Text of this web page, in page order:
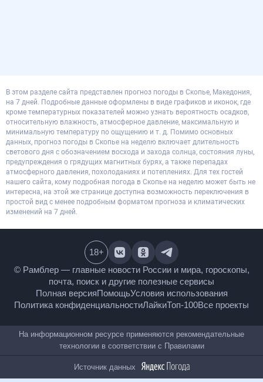
В этом разделе сайта представлен прогноз погоды в Скопье, Македония,
на 7 дней. Подробные данные оформлены в виде графиков и иконок, где
кроме температурных показателей можно узнать вероятность осадков,
относительную влажность, атмосферное давление, максимальную и
минимальную температуру по ощущению и т. д. Помимо основных
данных, прогноз погоды в Скопье на неделю включает длительность
светового дня с обозначением восхода и захода солнца, состояния луны,
предупреждения о грядущих магнитных бурях, а также перепадах
атмосферного давления, похолоданиях и потеплениях. Для тех гостей
нашего сайта, кому подробная погода в Скопье на неделю может быть не
интересна, на этой же странице доступна возможность переключения в
простой вид с менее подробным форматом прогноза и климатических
изменений на 7 дней.
© Рамблер — главные новости России и мира,
гороскопы, почта, поиск и другие полезные сервисы
Полная версияПомощьУсловия использования
Политика конфиденциальностиЛайкиТоп-100
18+
На информационном ресурсе применяются
рекомендательные технологии в соответствии сПравилами
Источник данных